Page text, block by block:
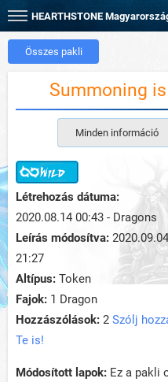
HEARTHSTONE
Összes pakli
Summoning
Minden információ
Létrehozás dátuma:
2020.08.14 00:43 - Dragons
Leírás módosítva: 2020.09.04
21:27
Altípus: Token
Fajok: 1 Dragon
Hozzászólások: 2 Szólj
Te is!
Módosított lapok: Ez a pakli